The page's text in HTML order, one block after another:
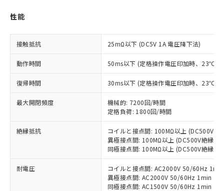
性能
接触抵抗 25mΩ以下 (DC5V 1A 電圧降下法)
動作時間 50ms以下 (定格操作電圧印加時、23℃、
復帰時間 30ms以下 (定格操作電圧印加時、23℃、
最大開閉頻度
機械的: 7200回/時間
定格負荷: 1800回/時間
絶縁抵抗
コイルと接点間: 100MΩ以上 (DC500V絶
異極接点間: 100MΩ以上 (DC500V絶縁抵
同極接点間: 100MΩ以上 (DC500V絶縁抵
耐電圧
コイルと接点間: AC2000V 50/60Hz 1min
異極接点間: AC2000V 50/60Hz 1min
同極接点間: AC1500V 50/60Hz 1min
以下の条件をお読みいただき、同意のうえ
ご利用ください。
本サービスは、当社制御機器事業取扱
商品の当社在庫状況および標準価格
(税抜)を提供させていただくもので
当社制御機器事業取扱商品の中には、
本サービスの対象外となる商品もある
ことをご了承ください。
在庫状況および標準価格照会結果は、
記載している更新日時点での社内デー
タに基づき作成されるものであり、閲
覧された時点での実際の在庫および標
商品です。
対応予定なし：EU RoHS指令（10物質）の
定はありません。
調査・確認中：EU RoHS指令（10物質）の
非含有の対応状況を調査中または確認中の
商品です。
非該当品：ライセンス料など無形物で、有
害物質有無と関係のない商品です。
仕入先様の事情により、非含有部品として
いたものが、含有品と判明した場合などや
むを得ず変更することがあります。
*EU RoHS指令（10物質）：
鉛(Pb) 1000ppm以下、 水銀(Hg) 1000ppm以下、 カド
ミウム(Cd) 100ppm以下、
※1 中国RoHS○×表
「○」：最大均質材料含有率が中国RoHSの
基準値以下であることを示します。
「×」：最大均質材料含有率が中国RoHSの
基準値を超えていることを示します。
「－」：未確認です。当社販売部門へお問
い合わせください。
*中国RoHS10物質の基準値 (GB/T26572)：
当社は、これら貴社製品のうち、外国
為替および外国貿易法に定める商品
（以下｢規制貨物等」という）を輸出
または国外への提供する場合は、日本
国政府の輸出許可(または役務取引許